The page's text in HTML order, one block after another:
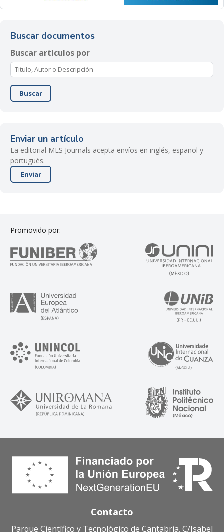
Buscar documentos
Buscar artículos por
Buscar
Enviar un artículo
La editorial MLS Journals acepta envíos en inglés, español y
portugués.
Enviar
Promovido por:
Contacto
Parque Científico y Tecnológico de Cantabria. C/Isabel